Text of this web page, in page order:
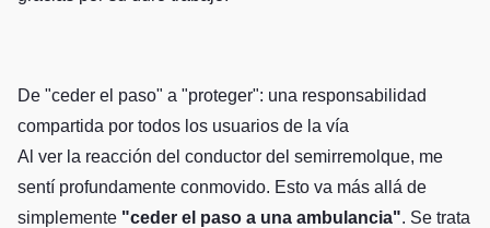
De "ceder el paso" a "proteger": una responsabilidad
compartida por todos los usuarios de la vía
Al ver la reacción del conductor del semirremolque, me
sentí profundamente conmovido. Esto va más allá de
simplemente "ceder el paso a una ambulancia". Se trata